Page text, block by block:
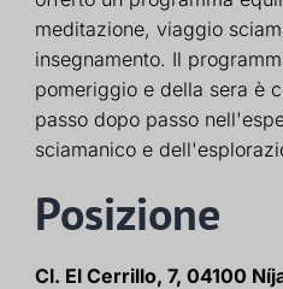
meditazione, viaggio
insegnamento. Il
pomeriggio e della sera è
passo dopo passo
sciamanico e
Posizione
Cl. El Cerrillo, 7, 04100